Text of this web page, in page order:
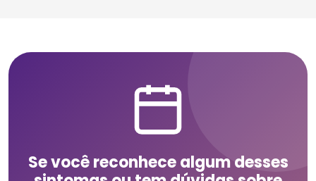
Se você reconhece algum desses